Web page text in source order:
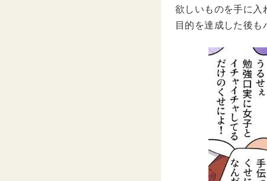
欲しいものを手に入
目的を達成した後